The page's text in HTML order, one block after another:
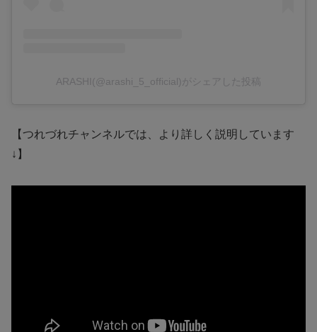
ARASHI(@arashi_5_official)がシェアした投稿
【つれづれチャンネルでは、より詳しく説明しています
↓】